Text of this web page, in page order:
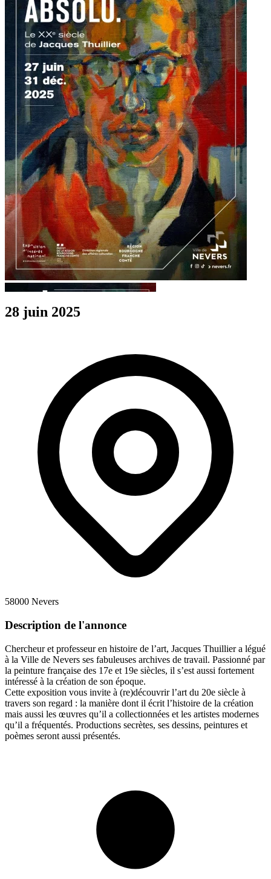
28 juin 2025
58000 Nevers
Description de l'annonce
Chercheur et professeur en histoire de l’art, Jacques Thuillier a légué
à la Ville de Nevers ses fabuleuses archives de travail. Passionné par
la peinture française des 17e et 19e siècles, il s’est aussi fortement
intéressé à la création de son époque.
Cette exposition vous invite à (re)découvrir l’art du 20e siècle à
travers son regard : la manière dont il écrit l’histoire de la création
mais aussi les œuvres qu’il a collectionnées et les artistes modernes
qu’il a fréquentés. Productions secrètes, ses dessins, peintures et
poèmes seront aussi présentés.